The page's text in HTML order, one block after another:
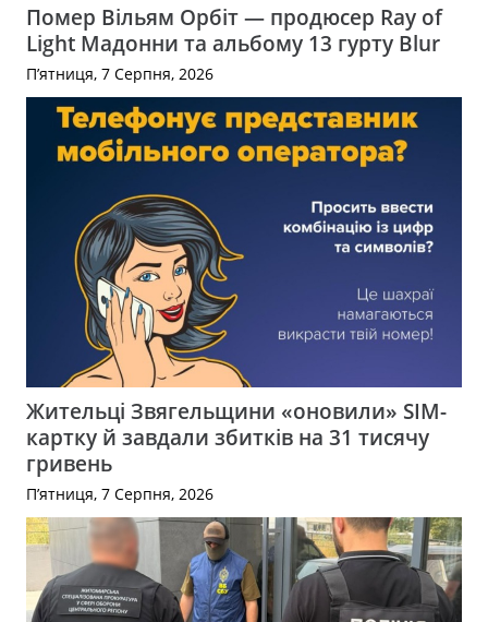
Помер Вільям Орбіт — продюсер Ray of
Light Мадонни та альбому 13 гурту Blur
П’ятниця, 7 Серпня, 2026
Жительці Звягельщини «оновили» SIM-
картку й завдали збитків на 31 тисячу
гривень
П’ятниця, 7 Серпня, 2026